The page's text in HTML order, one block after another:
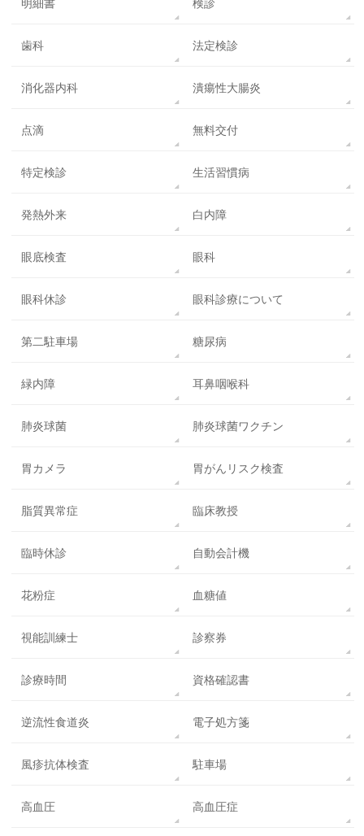
明細書 検診
歯科 法定検診
消化器内科 潰瘍性大腸炎
点滴 無料交付
特定検診 生活習慣病
発熱外来 白内障
眼底検査 眼科
眼科休診 眼科診療について
第二駐車場 糖尿病
緑内障 耳鼻咽喉科
肺炎球菌 肺炎球菌ワクチン
胃カメラ 胃がんリスク検査
脂質異常症 臨床教授
臨時休診 自動会計機
花粉症 血糖値
視能訓練士 診察券
診療時間 資格確認書
逆流性食道炎 電子処方箋
風疹抗体検査 駐車場
高血圧 高血圧症